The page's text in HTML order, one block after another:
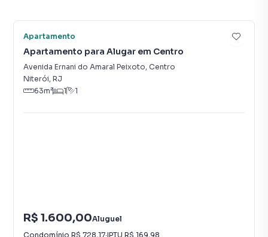
Apartamento
Apartamento para Alugar em Centro
Avenida Ernani do Amaral Peixoto, Centro
Niterói, RJ
63m² 1 1
R$ 1.600,00Aluguel
Condomínio R$ 728,17·IPTU R$ 169,98